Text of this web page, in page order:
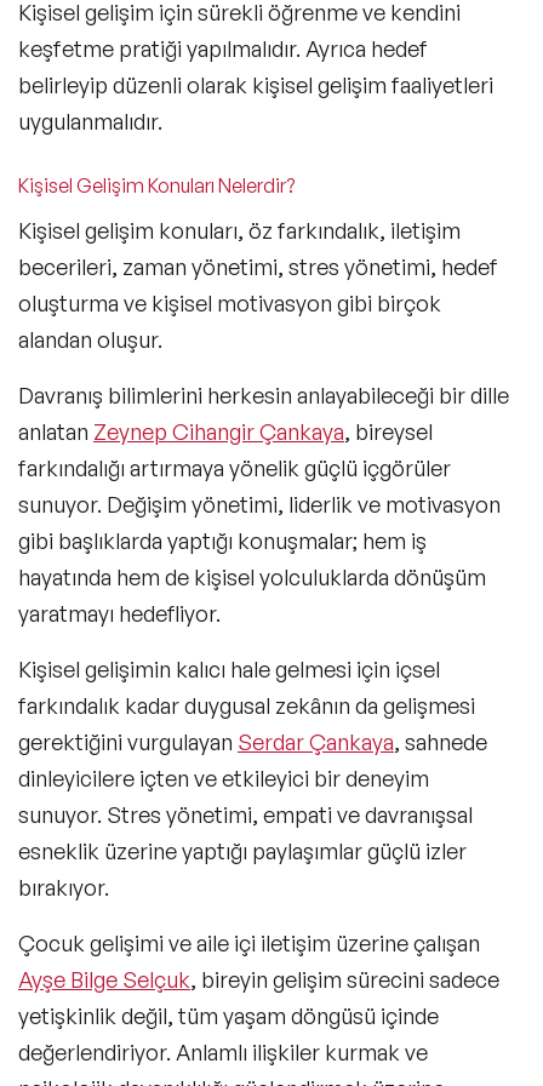
Kişisel gelişim için sürekli öğrenme ve kendini
keşfetme pratiği yapılmalıdır. Ayrıca hedef
belirleyip düzenli olarak kişisel gelişim faaliyetleri
uygulanmalıdır.
Kişisel Gelişim Konuları Nelerdir?
Kişisel gelişim konuları, öz farkındalık, iletişim
becerileri, zaman yönetimi, stres yönetimi, hedef
oluşturma ve kişisel motivasyon gibi birçok
alandan oluşur.
Davranış bilimlerini herkesin anlayabileceği bir dille
anlatan Zeynep Cihangir Çankaya, bireysel
farkındalığı artırmaya yönelik güçlü içgörüler
sunuyor. Değişim yönetimi, liderlik ve motivasyon
gibi başlıklarda yaptığı konuşmalar; hem iş
hayatında hem de kişisel yolculuklarda dönüşüm
yaratmayı hedefliyor.
Kişisel gelişimin kalıcı hale gelmesi için içsel
farkındalık kadar duygusal zekânın da gelişmesi
gerektiğini vurgulayan Serdar Çankaya, sahnede
dinleyicilere içten ve etkileyici bir deneyim
sunuyor. Stres yönetimi, empati ve davranışsal
esneklik üzerine yaptığı paylaşımlar güçlü izler
bırakıyor.
Çocuk gelişimi ve aile içi iletişim üzerine çalışan
Ayşe Bilge Selçuk, bireyin gelişim sürecini sadece
yetişkinlik değil, tüm yaşam döngüsü içinde
değerlendiriyor. Anlamlı ilişkiler kurmak ve